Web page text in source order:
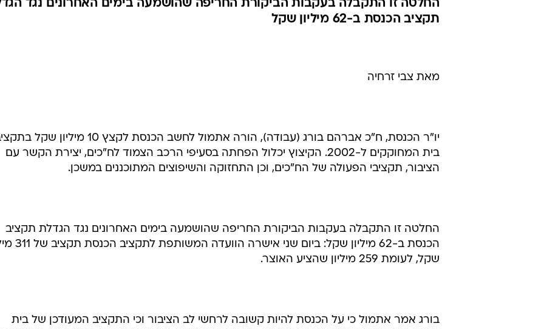
החלטה זו התקבלה בעקבות הביקורת החריפה שהושמעה בימים האחרונים נגד
תקציב הכנסת ב-62 מיליון שקל
מאת צבי זרחיה
יו"ר הכנסת, ח"כ אברהם בורג (עבודה), הורה אתמול לחשב הכנסת לקצץ 10 מיליון שקל
בית המחוקקים ל-2002. הקיצוץ יכלול הפחתה בסעיפי הרכב הצמוד לח"כים, יצירת הקשר עם
הציבור, תקציבי הפעולה של הח"כים, וכן התחזוקה והשיפוצים המתוכננים במשכן.
החלטה זו התקבלה בעקבות הביקורת החריפה שהושמעה בימים האחרונים נגד הגדלת תקציב
הכנסת ב-62 מיליון שקל: ביום שני
שקל, לעומת 259 מיליון שהציע האוצר.
בורג אמר אתמול כי על הכנסת להיות קשובה לרחשי לב הציבור וכי התקציב המעודכן של בית